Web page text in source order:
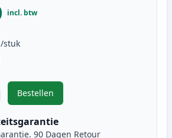
incl. btw
/stuk
om aan te passen
Bestellen
,5 stuks Brother TN3480 toner
90 Dagen Retour